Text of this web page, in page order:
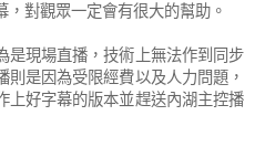
對觀眾一定會有很大的幫助。
是現場直播，技術上無法作到同步
則是因為受限經費以及人力問題，
上好字幕的版本並趕送內湖主控播